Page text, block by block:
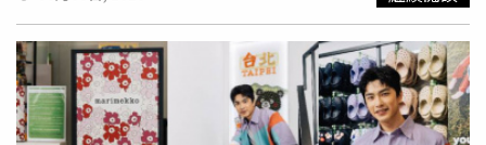
基本上整鍋都... ..被牠碰到了」、「如果是看電影的時候
吃，真的會不小心吃到耶」、「是不是不敢面對那個答
案......才講不出口那個答案」。對此，師園鹽酥雞負責人謝
富順現身留言區公開道歉，表示未能把關好出餐品質，向消
費者表達最深歉意。他指出，板橋店7日已暫停營業，全體
員工將進行店內大掃除，並安排專業消毒公司進行全面消